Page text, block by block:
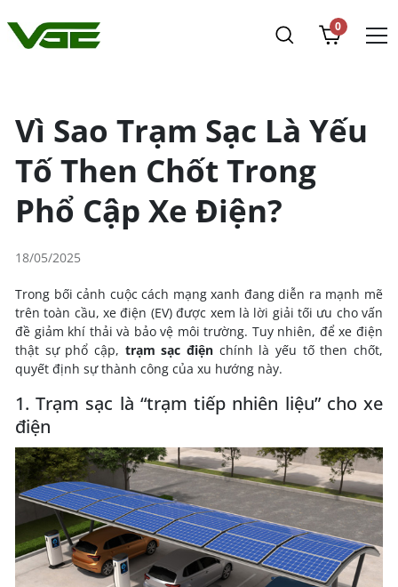
0
Vì Sao Trạm Sạc Là Yếu
Tố Then Chốt Trong
Phổ Cập Xe Điện?
18/05/2025
Trong bối cảnh cuộc cách mạng xanh đang diễn ra mạnh mẽ
trên toàn cầu, xe điện (EV) được xem là lời giải tối ưu cho vấn
đề giảm khí thải và bảo vệ môi trường. Tuy nhiên, để xe điện
thật sự phổ cập, trạm sạc điện chính là yếu tố then chốt,
quyết định sự thành công của xu hướng này.
1. Trạm sạc là “trạm tiếp nhiên liệu” cho xe
điện